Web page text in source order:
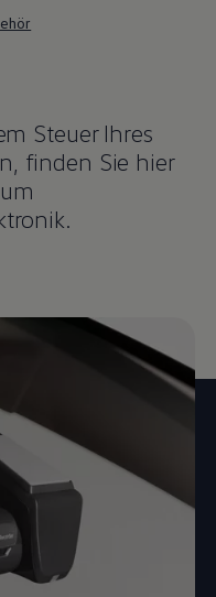
Steuer Ihres
finden Sie hier